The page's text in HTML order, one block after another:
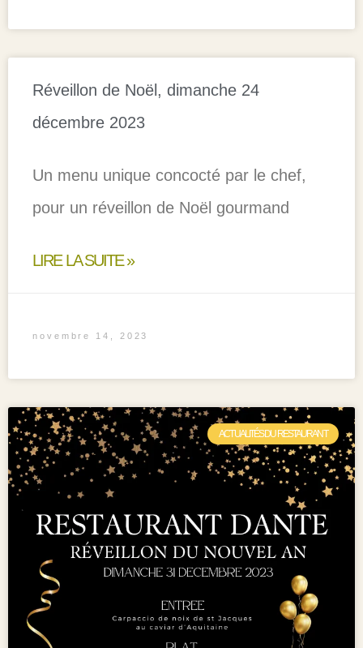
Réveillon de Noël, dimanche 24
décembre 2023
Un menu unique concocté par le chef,
pour un réveillon de Noël gourmand
LIRE LA SUITE »
novembre 14, 2023
ACTUALITÉS DU RESTAURANT